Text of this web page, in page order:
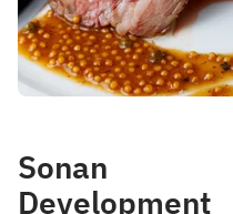
Sonan
Development